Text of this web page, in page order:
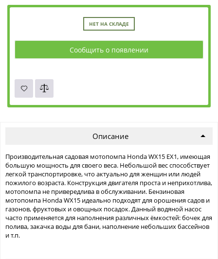
НЕТ НА СКЛАДЕ
Сообщить о появлении
Описание
Производительная садовая мотопомпа Honda WX15 EX1, имеющая
большую мощность для своего веса. Небольшой вес способствует
легкой транспортировке, что актуально для женщин или людей
пожилого возраста. Конструкция двигателя проста и неприхотлива,
мотопомпа не привередлива в обслуживании. Бензиновая
мотопомпа Honda WX15 идеально подходят для орошения садов и
газонов, фруктовых и овощных посадок. Данный водяной насос
часто применяется для наполнения различных ёмкостей: бочек для
полива, закачка воды для бани, наполнение небольших бассейнов
и т.п.